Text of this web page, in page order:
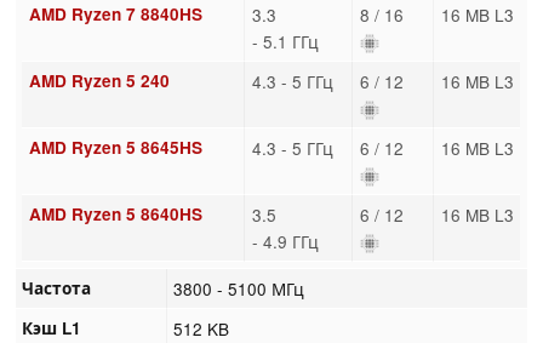
AMD Ryzen 7 8840HS
3.3
- 5.1 ГГц
8 / 16 16 MB L3
AMD Ryzen 5 240 4.3 - 5 ГГц 6 / 12 16 MB L3
AMD Ryzen 5 8645HS 4.3 - 5 ГГц 6 / 12 16 MB L3
AMD Ryzen 5 8640HS
3.5
- 4.9 ГГц
6 / 12 16 MB L3
Частота 3800 - 5100 МГц
Кэш L1 512 KB